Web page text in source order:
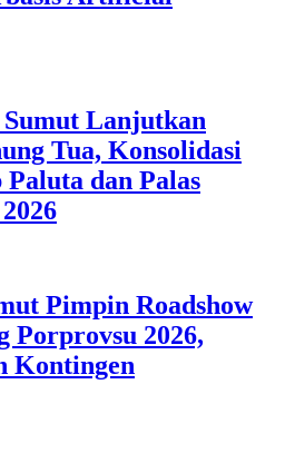
Lanjutkan
Tua, Konsolidasi
Paluta dan Palas
Pimpin Roadshow
Porprovsu 2026,
Kontingen